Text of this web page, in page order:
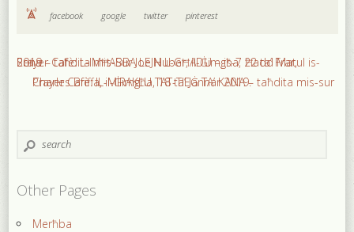
facebook google twitter pinterest
Prayer Cafè: L-IMĦABBA LEJN L-GĦADU – is-7 Ħadd Matul is-Sena – taħdita mis-Sur Joe Huber, il-Ġimgħa, 22 ta’ Frar, 2019.
Prayer Cafè: IL-MIRAKLU TAT-TIEĠ TA’ KANA – taħdita mis-sur Charles Briffa, il-Ġimgħa, 18 ta’ Jannar 2019.
Other Pages
Merħba